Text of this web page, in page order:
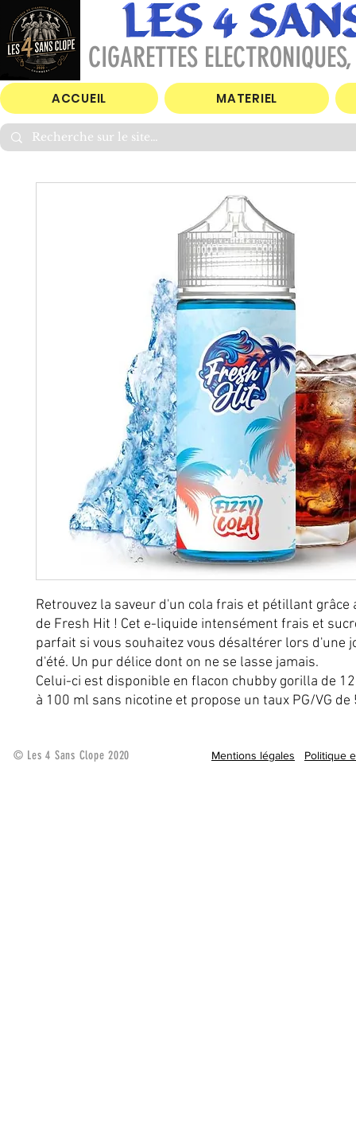
CIGARETTES
ACCUEIL MATERIEL
Retrouvez la saveur d'un cola frais et pétillant grâce
de Fresh Hit ! Cet e-liquide intensément frais et
parfait si vous souhaitez vous désaltérer lors d'une
d'été. Un pur délice dont on ne se lasse jamais.
Celui-ci est disponible en flacon chubby gorilla de
à 100 ml sans nicotine et propose un taux PG/VG
© Les 4 Sans Clope 2020 Mentions légales Politique